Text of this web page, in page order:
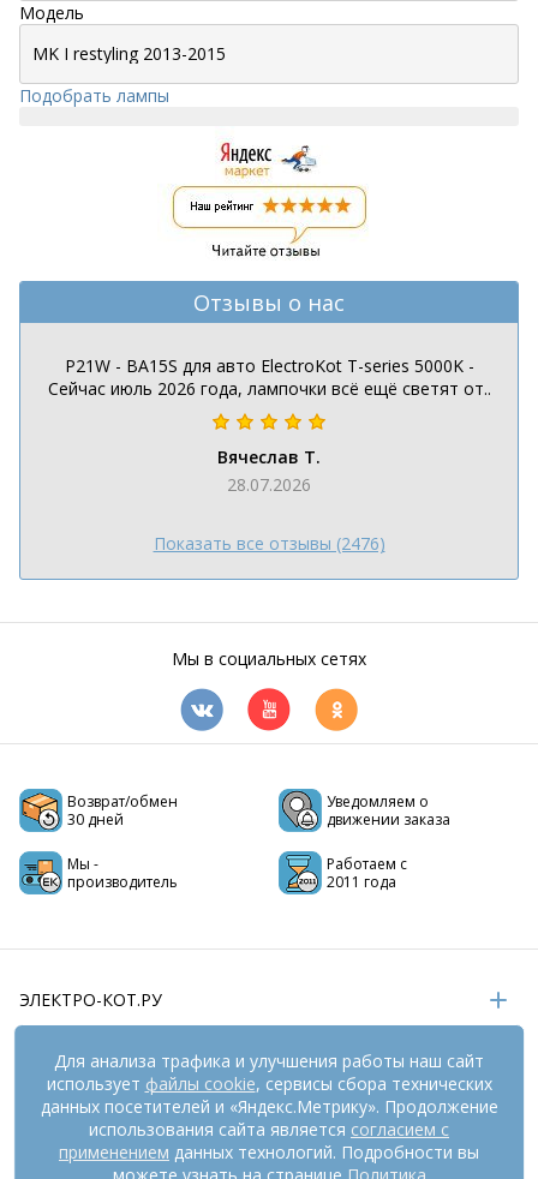
Модель
Подобрать лампы
Отзывы о нас
P21W - BA15S для авто ElectroKot T-series 5000K -
Сейчас июль 2026 года, лампочки всё ещё светят от..
Вячеслав Т.
28.07.2026
Показать все отзывы (2476)
Мы в социальных сетях
Возврат/обмен
30 дней
Уведомляем о
движении заказа
Мы -
производитель
Работаем с
2011 года
ЭЛЕКТРО-КОТ.РУ
ИНФОРМАЦИЯ
РЕКВИЗИТЫ
На информационном ресурсе применяются
Для анализа трафика и улучшения работы наш сайт
использует файлы cookie, сервисы сбора технических
данных посетителей и «Яндекс.Метрику». Продолжение
использования сайта является согласием с
применением данных технологий. Подробности вы